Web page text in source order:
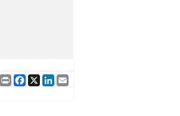
PrintFacebook
X LinkedIn
Email